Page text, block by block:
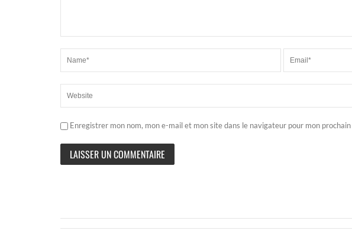
Enregistrer mon nom, mon e-mail et mon site dans le navigateur pour mon